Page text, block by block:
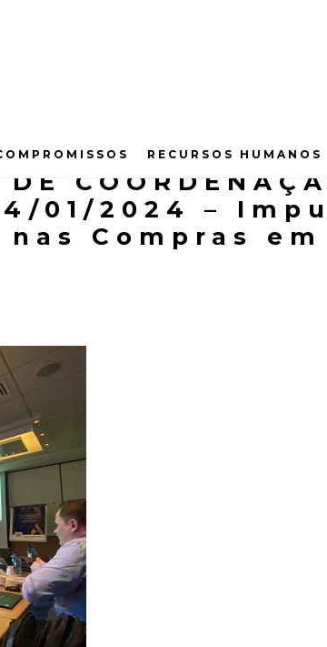
RECURSOS HUMANOS
01/2024 –
Compras em